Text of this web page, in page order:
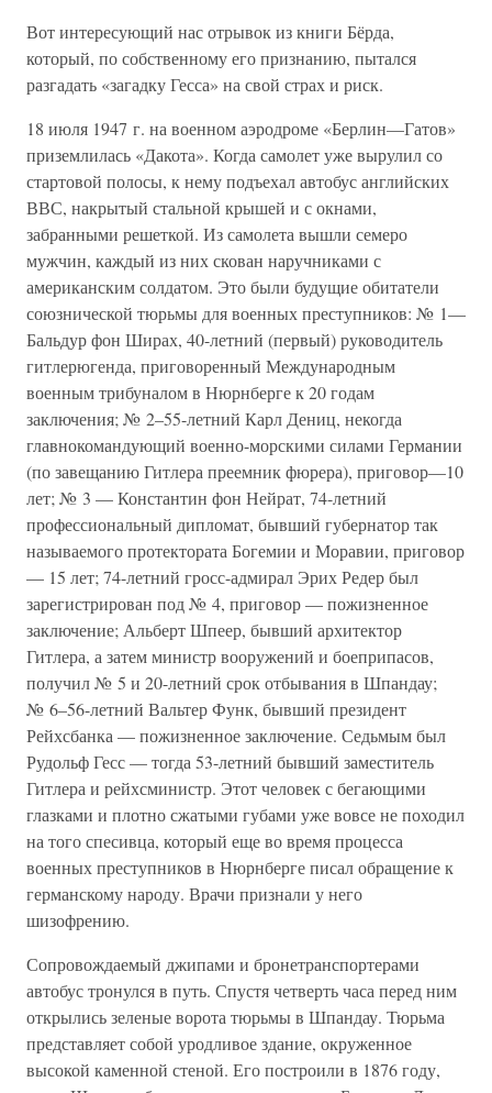
Вот интересующий нас отрывок из книги Бёрда,
который, по собственному его признанию, пытался
разгадать «загадку Гесса» на свой страх и риск.
18 июля 1947 г. на военном аэродроме «Берлин—Гатов»
приземлилась «Дакота». Когда самолет уже вырулил со
стартовой полосы, к нему подъехал автобус английских
ВВС, накрытый стальной крышей и с окнами,
забранными решеткой. Из самолета вышли семеро
мужчин, каждый из них скован наручниками с
американским солдатом. Это были будущие обитатели
союзнической тюрьмы для военных преступников: № 1—
Бальдур фон Ширах, 40-летний (первый) руководитель
гитлерюгенда, приговоренный Международным
военным трибуналом в Нюрнберге к 20 годам
заключения; № 2–55-летний Карл Дениц, некогда
главнокомандующий военно-морскими силами Германии
(по завещанию Гитлера преемник фюрера), приговор—10
лет; № 3 — Константин фон Нейрат, 74-летний
профессиональный дипломат, бывший губернатор так
называемого протектората Богемии и Моравии, приговор
— 15 лет; 74-летний гросс-адмирал Эрих Редер был
зарегистрирован под № 4, приговор — пожизненное
заключение; Альберт Шпеер, бывший архитектор
Гитлера, а затем министр вооружений и боеприпасов,
получил № 5 и 20-летний срок отбывания в Шпандау;
№ 6–56-летний Вальтер Функ, бывший президент
Рейхсбанка — пожизненное заключение. Седьмым был
Рудольф Гесс — тогда 53-летний бывший заместитель
Гитлера и рейхсминистр. Этот человек с бегающими
глазками и плотно сжатыми губами уже вовсе не походил
на того спесивца, который еще во время процесса
военных преступников в Нюрнберге писал обращение к
германскому народу. Врачи признали у него
шизофрению.
Сопровождаемый джипами и бронетранспортерами
автобус тронулся в путь. Спустя четверть часа перед ним
открылись зеленые ворота тюрьмы в Шпандау. Тюрьма
представляет собой уродливое здание, окруженное
высокой каменной стеной. Его построили в 1876 году,